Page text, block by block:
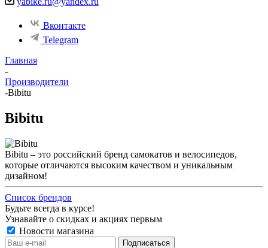
Вконтакте
Telegram
Главная
-
Производители
-Bibitu
Bibitu
Bibitu – это российский бренд самокатов и велосипедов,
которые отличаются высоким качеством и уникальным
дизайном!
Список брендов
Будьте всегда в курсе!
Узнавайте о скидках и акциях первым
Новости магазина